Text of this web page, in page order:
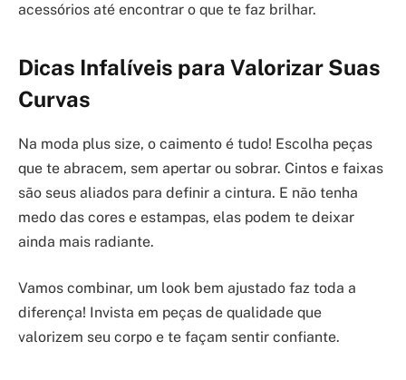
acessórios até encontrar o que te faz brilhar.
Dicas Infalíveis para Valorizar Suas
Curvas
Na moda plus size, o caimento é tudo! Escolha peças
que te abracem, sem apertar ou sobrar. Cintos e faixas
são seus aliados para definir a cintura. E não tenha
medo das cores e estampas, elas podem te deixar
ainda mais radiante.
Vamos combinar, um look bem ajustado faz toda a
diferença! Invista em peças de qualidade que
valorizem seu corpo e te façam sentir confiante.